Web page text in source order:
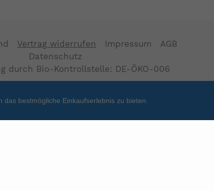
Vertrag widerrufen Impressum
AGB
Datenschutz
durch Bio-Kontrollstelle: DE-ÖKO-006
bestmögliche Einkaufserlebnis zu bieten.